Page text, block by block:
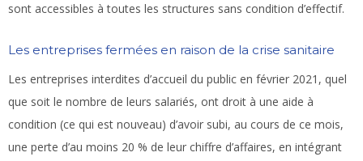
sont accessibles à toutes les structures sans condition d’effectif.
Les entreprises fermées en raison de la crise sanitaire
Les entreprises interdites d’accueil du public en février 2021, quel
que soit le nombre de leurs salariés, ont droit à une aide à
condition (ce qui est nouveau) d’avoir subi, au cours de ce mois,
une perte d’au moins 20 % de leur chiffre d’affaires, en intégrant